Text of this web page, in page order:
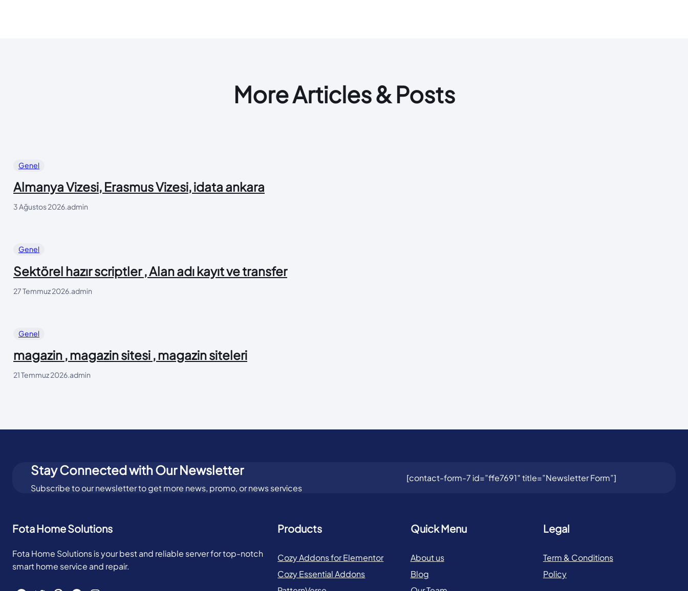
More Articles & Posts
Genel
Almanya Vizesi, Erasmus Vizesi, idata ankara
3 Ağustos 2026.admin
Genel
Sektörel hazır scriptler , Alan adı kayıt ve transfer
27 Temmuz 2026 admin
Genel
magazin , magazin sitesi , magazin siteleri
21 Temmuz 2026 admin
Stay Connected with Our Newsletter
Subscribe to our newsletter to get more news, promo, or news services
[contact-form-7 id=”ffe7691″ title=”Newsletter Form”]
Fota Home Solutions
Fota Home Solutions is your best and reliable server for top-notch
smart home service and repair.
Products
Cozy Addons for Elementor
Cozy Essential Addons
Quick Menu
About us
Blog
Legal
Term & Conditions
Policy